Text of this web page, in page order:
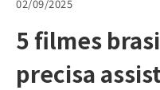
02/09/2025
5 filmes
precisa